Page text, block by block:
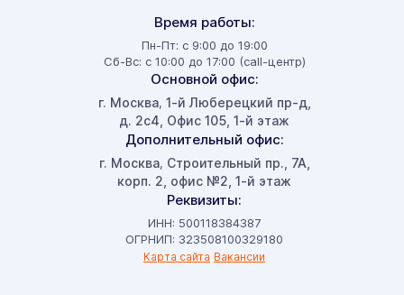
Время работы:
Пн-Пт: с 9:00 до 19:00
Сб-Вс: с 10:00 до 17:00 (call-центр)
Основной офис:
г. Москва, 1-й Люберецкий пр-д,
д. 2с4, Офис 105, 1-й этаж
Дополнительный офис:
г. Москва, Строительный пр., 7А,
корп. 2, офис №2, 1-й этаж
Реквизиты:
ИНН: 500118384387
ОГРНИП: 323508100329180
Карта сайта Вакансии